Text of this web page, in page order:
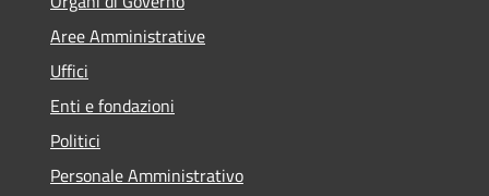
Aree Amministrative
Uffici
Enti e fondazioni
Politici
Personale Amministrativo